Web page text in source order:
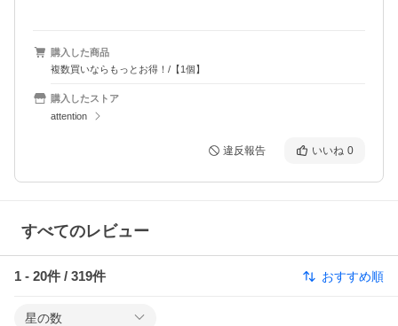
購入した商品
複数買いならもっとお得！/【1個】
購入したストア
attention
違反報告 いいね 0
すべてのレビュー
1 - 20件 / 319件 おすすめ順
星の数